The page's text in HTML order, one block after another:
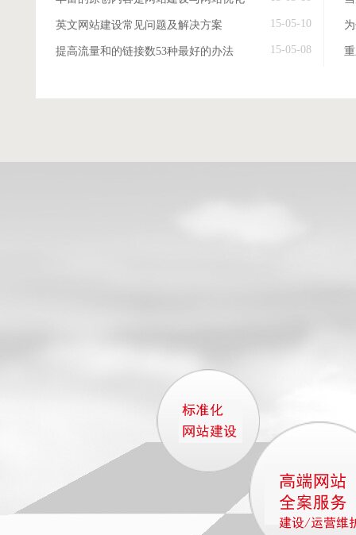
英文网站建设常见问题及解决方案 15-05-10
提高流量和的链接数53种最好的办法 15-05-08